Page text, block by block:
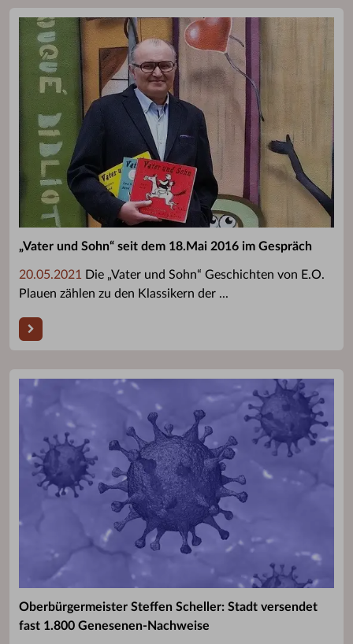
„Vater und Sohn“ seit dem 18.Mai 2016 im Gespräch
20.05.2021 Die „Vater und Sohn“ Geschichten von E.O.
Plauen zählen zu den Klassikern der ...
Oberbürgermeister Steffen Scheller: Stadt versendet
fast 1.800 Genesenen-Nachweise